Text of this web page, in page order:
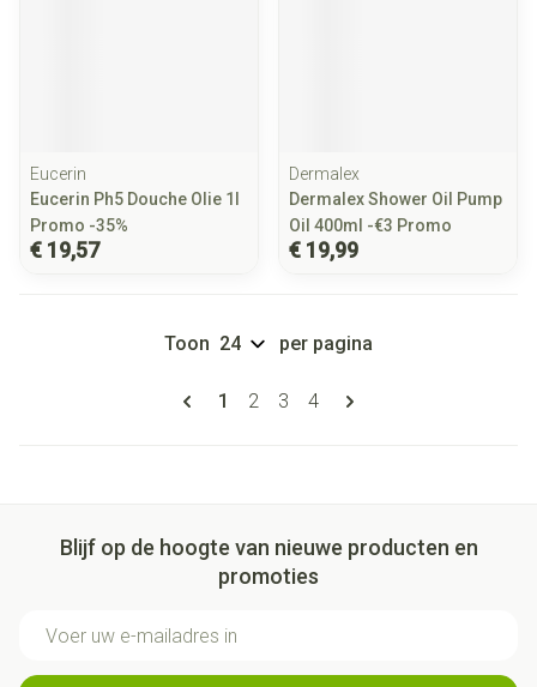
Eucerin
Eucerin Ph5 Douche Olie 1l
Promo -35%
€ 19,57
Dermalex
Dermalex Shower Oil Pump
Oil 400ml -€3 Promo
€ 19,99
Pagina's
U lees momenteel pagina
1 Pagina
2 Pagina
3 Pagina
4
Toon per pagina
Blijf op de hoogte van nieuwe producten en
promoties